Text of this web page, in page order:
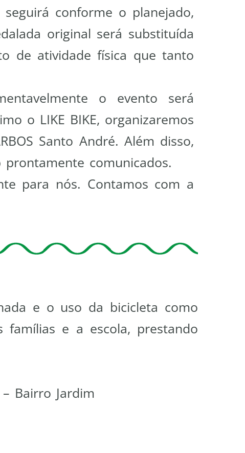
conforme o planejado,
original será substituída
de atividade física que tanto
o evento será
o LIKE BIKE, organizaremos
Santo André. Além disso,
comunicados.
para nós. Contamos com a
e o uso da bicicleta como
e a escola, prestando
Bairro Jardim